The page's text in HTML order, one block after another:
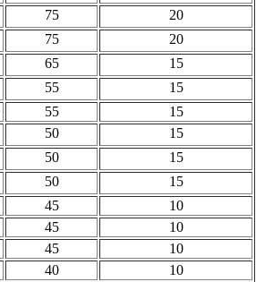
75
20
75
20
65
15
55
15
55
15
50
15
50
15
50
15
45
10
45
10
45
10
40
10